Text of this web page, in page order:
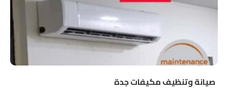
صيانة وتنظيف مكيفات جدة